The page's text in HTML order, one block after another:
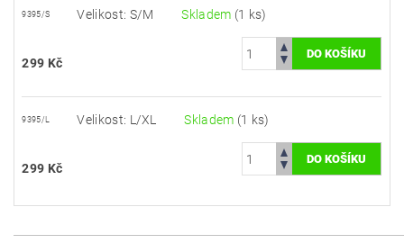
9395/S Velikost: S/M Skladem (1 ks)
299 Kč
9395/L Velikost: L/XL Skladem (1 ks)
299 Kč